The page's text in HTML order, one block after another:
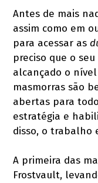
Antes de mais
assim como em
para acessar as
preciso que o
alcançado o nível
masmorras são
abertas para
estratégia e
disso, o trabalho
A primeira das
Frostvault,